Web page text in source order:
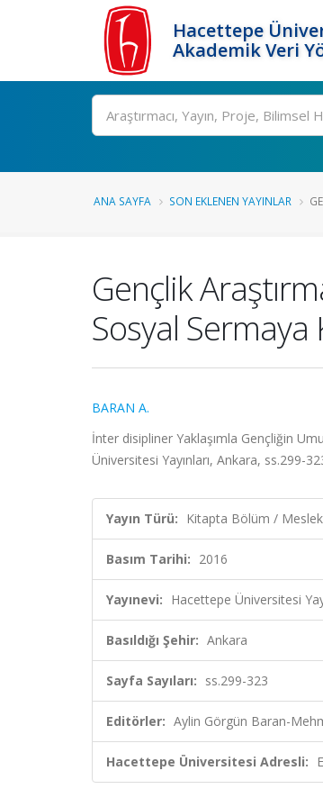
Hacettepe
Akademik Veri
Ara
ANA SAYFA SON EKLENEN YAYINLAR
Gençlik
Sosyal Sermaya
BARAN A.
İnter disipliner Yaklaşımla Gençliğin
Üniversitesi Yayınları, Ankara, ss.299-
Yayın Türü: Kitapta Bölüm /
Basım Tarihi: 2016
Yayınevi: Hacettepe Üniversitesi
Basıldığı Şehir: Ankara
Sayfa Sayıları: ss.299-323
Editörler: Aylin Görgün Baran-
Hacettepe Üniversitesi Adresli: